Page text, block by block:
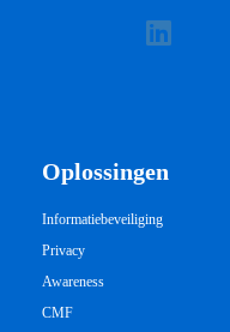
Oplossingen
Informatiebeveiliging
Privacy
Awareness
CMF